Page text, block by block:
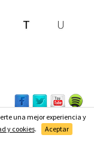
una mejor experiencia y
y cookies. Aceptar
T U